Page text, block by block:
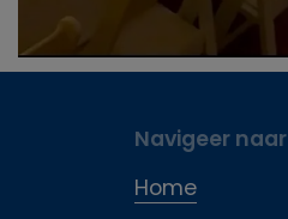
Navigeer naar
Home